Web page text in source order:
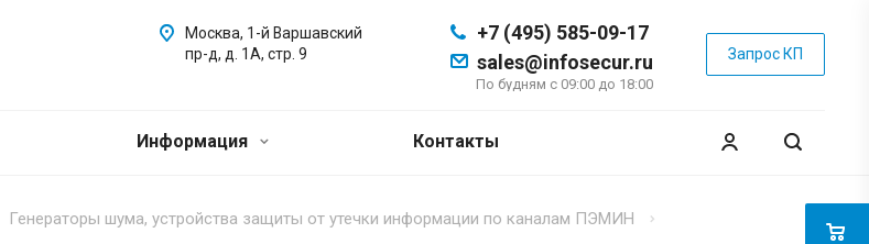
+7 (495) 585-09-17
sales@infosecur.ru
По будням с 09:00 до 18:00
Запрос КП
Москва, 1-й Варшавский
пр-д, д. 1А, стр. 9
Информация Контакты
Генераторы шума, устройства защиты от утечки информации по каналам ПЭМИН